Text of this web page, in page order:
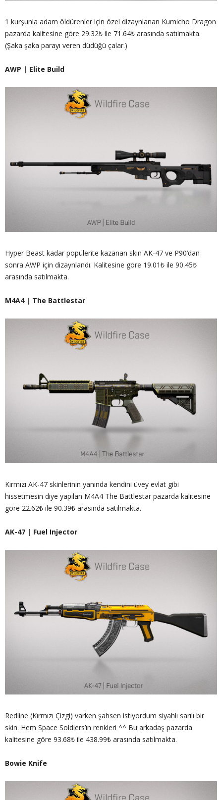
1 kurşunla adam öldürenler için özel dizaynlanan Kumicho Dragon
pazarda kalitesine göre 29.32₺ ile 71.64₺ arasında satılmakta.
(Şaka şaka parayı veren düdüğü çalar.)
AWP | Elite Build
Hyper Beast kadar popülerite kazanan skin AK-47 ve P90’dan
sonra AWP için dizaynlandı. Kalitesine göre 19.01₺ ile 90.45₺
arasında satılmakta.
M4A4 | The Battlestar
Kırmızı AK-47 skinlerinin yanında kendini üvey evlat gibi
hissetmesin diye yapılan M4A4 The Battlestar pazarda kalitesine
göre 22.62₺ ile 90.39₺ arasında satılmakta.
AK-47 | Fuel Injector
Redline (Kırmızı Çizgi) varken şahsen istiyordum siyahlı sarılı bir
skin. Hem Space Soldiers’ın renkleri ^^ Bu arkadaş pazarda
kalitesine göre 93.68₺ ile 438.99₺ arasında satılmakta.
Bowie Knife